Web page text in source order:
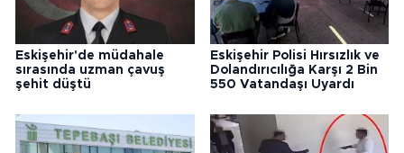
Eskişehir'de müdahale
sırasında uzman çavuş
şehit düştü
Eskişehir Polisi Hırsızlık ve
Dolandırıcılığa Karşı 2 Bin
550 Vatandaşı Uyardı